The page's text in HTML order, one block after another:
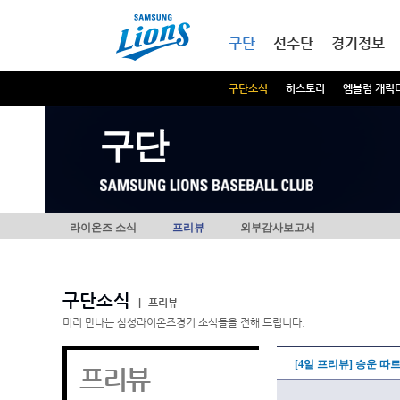
구단
구단소식 히스토리 엠블럼 캐릭
선수단 경기정보
구단
라이온즈 소식 프리뷰 외부감사보고서
구단소식
프리뷰
미리 만나는 삼성라이온즈경기 소식들을 전해 드립니다.
프리뷰 [4일 프리뷰] 승운 따